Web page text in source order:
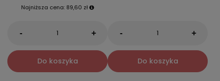
Najniższa cena: 89,60 zł
- +
Do koszyka
- +
Do koszyka